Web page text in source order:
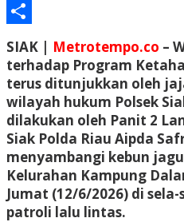
Email
Share
SIAK | Metrotempo.co –
terhadap Program
terus ditunjukkan oleh
wilayah hukum Polsek
dilakukan oleh Panit 2
Siak Polda Riau Aipda
menyambangi kebun
Kelurahan Kampung
Jumat (12/6/2026) di
patroli lalu lintas.